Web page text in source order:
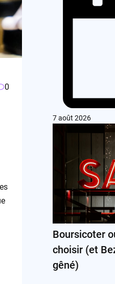
0
7 août 2026
Boursicoter
choisir (et
gêné)